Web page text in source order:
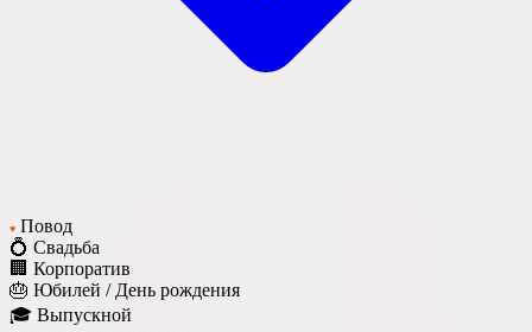
♥ Повод
💍 Свадьба
🏢 Корпоратив
🎂 Юбилей / День рождения
🎓 Выпускной